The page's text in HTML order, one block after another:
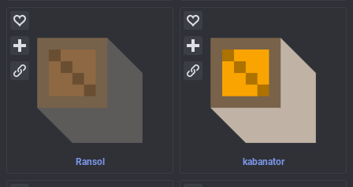
Ransol kabanator